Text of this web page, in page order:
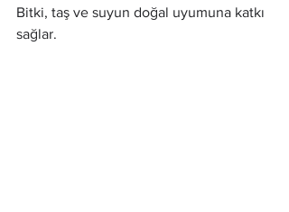
Bitki, taş ve suyun doğal uyumuna katkı
sağlar.